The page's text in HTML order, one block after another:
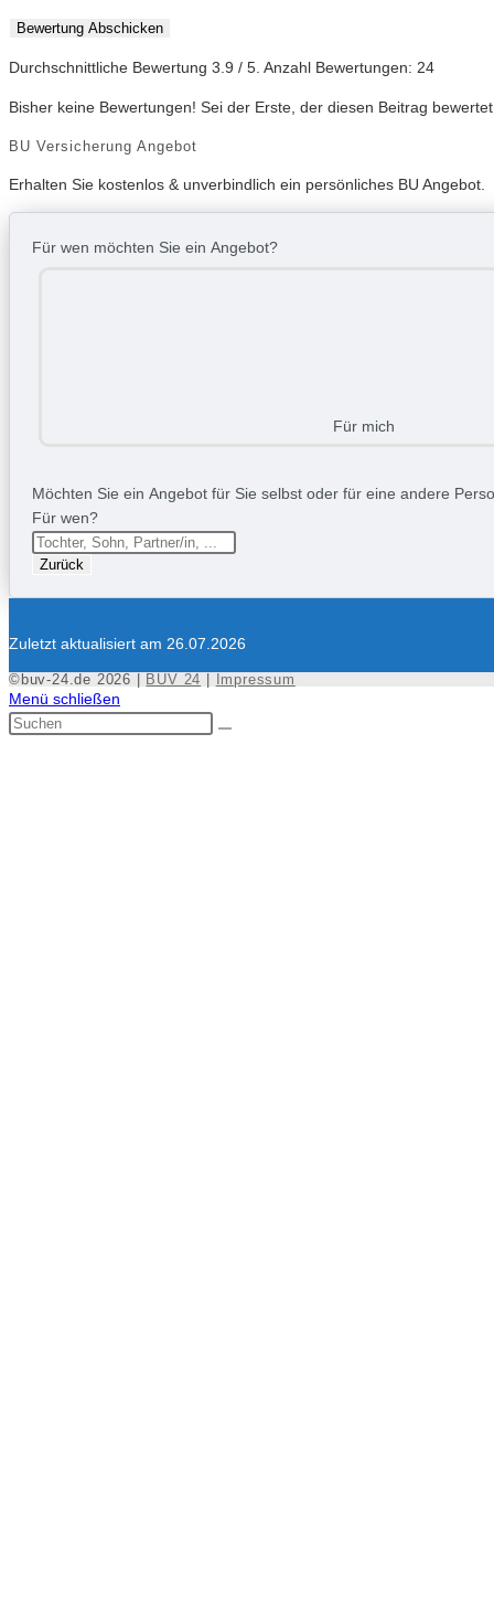
Bewertung Abschicken
Durchschnittliche Bewertung 3.9 / 5. Anzahl Bewertungen: 24
Bisher keine Bewertungen! Sei der Erste, der diesen Beitrag
BU Versicherung Angebot
Erhalten Sie kostenlos & unverbindlich ein persönliches BU Angebot.
Für wen möchten Sie ein Angebot?
Für mich
Möchten Sie ein Angebot für Sie selbst oder für eine andere
Für wen?
Zurück
Zuletzt aktualisiert am 26.07.2026
©buv-24.de 2026 | BUV 24 Impressum
Menü schließen